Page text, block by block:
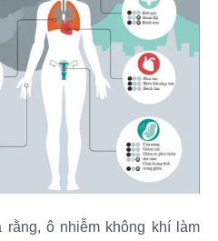
ô nhiễm không khí làm